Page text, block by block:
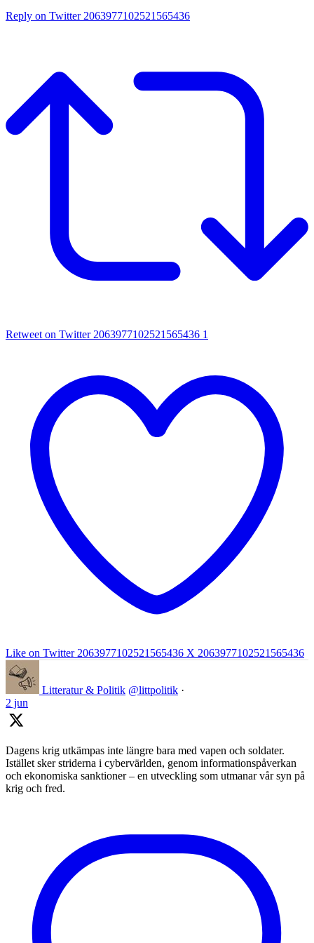
Reply on Twitter 2063977102521565436
Retweet on Twitter 2063977102521565436 1
Like on Twitter 2063977102521565436 X 2063977102521565436
Litteratur & Politik @littpolitik ·
2 jun
Dagens krig utkämpas inte längre bara med vapen och soldater.
Istället sker striderna i cybervärlden, genom informationspåverkan
och ekonomiska sanktioner – en utveckling som utmanar vår syn på
krig och fred.